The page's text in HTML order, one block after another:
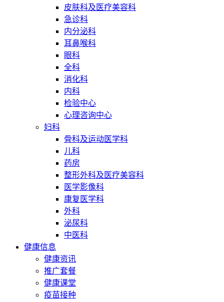
皮肤科及医疗美容科
急诊科
内分泌科
耳鼻喉科
眼科
全科
消化科
内科
检验中心
心理咨询中心
妇科
骨科及运动医学科
儿科
药房
整形外科及医疗美容科
医学影像科
康复医学科
外科
泌尿科
中医科
健康信息
健康资讯
推广套餐
健康课堂
疫苗接种